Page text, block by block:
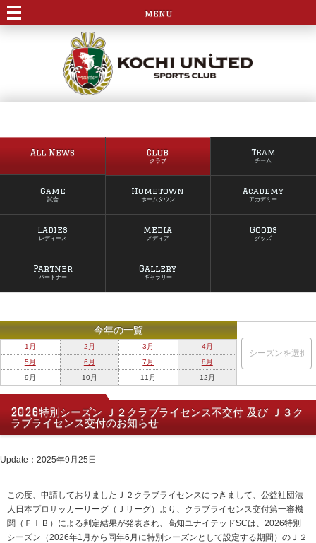
menu
All News Club
クラブ
Team
チーム
Game
試合
Hometown
ホームタウン
Academy
アカデミー
Ladies
レディース
Media
メディア
Goods
グッズ
Partner
パートナー
Gallery
ギャラリー
今年の一覧
1月 2月 3月
4月
5月
6月 7月
8月
9月
10月 11月 12月
2026特別シーズン Ｊ２クラブライセンス不交付 及び Ｊ３ク
ラブライセンス交付のお知らせ
Update：2025年9月25日
この度、申請しておりましたＪ２クラブライセンスにつきまして、公益社団法
人日本プロサッカーリーグ（Ｊリーグ）より、クラブライセンス交付第一審機
関（ＦＩＢ）による判定結果が発表され、高知ユナイテッドSCは、2026特別
シーズン（2026年1月から同年6月に特別シーズンとして設定する期間）のＪ２